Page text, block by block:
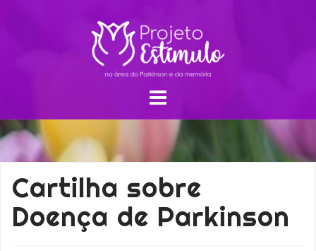
Cartilha sobre
Doença de Parkinson